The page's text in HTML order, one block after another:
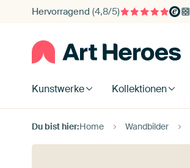
Hervorragend (4,8/5)
Kunstwerke Kollektionen
Du bist hier:Home Wandbilder